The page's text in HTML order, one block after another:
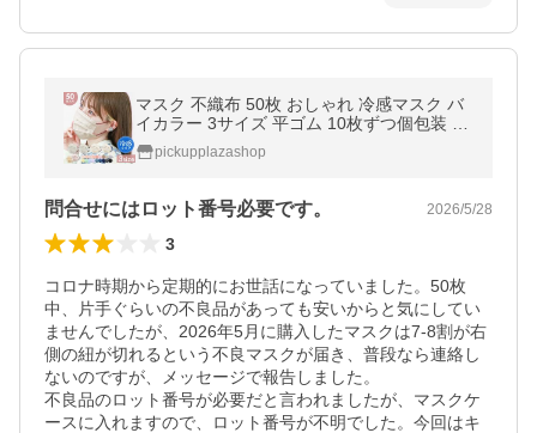
マスク 不織布 50枚 おしゃれ 冷感マスク バ
イカラー 3サイズ 平ゴム 10枚ずつ個包装 血
色カラー 20枚 カラーマスク
pickupplazashop
問合せにはロット番号必要です。 2026/5/28
3
コロナ時期から定期的にお世話になっていました。50枚
中、片手ぐらいの不良品があっても安いからと気にしてい
ませんでしたが、2026年5月に購入したマスクは7-8割が右
側の紐が切れるという不良マスクが届き、普段なら連絡し
ないのですが、メッセージで報告しました。
不良品のロット番号が必要だと言われましたが、マスクケ
ースに入れますので、ロット番号が不明でした。今回はキ